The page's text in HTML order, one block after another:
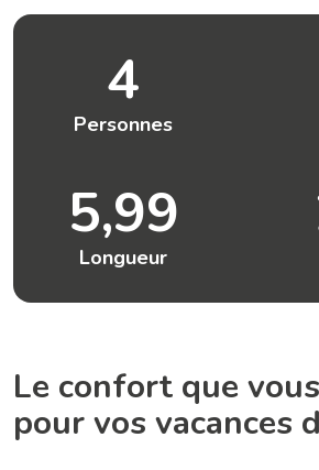
4
Personnes
5,99
Longueur
Le confort que
pour vos vacances